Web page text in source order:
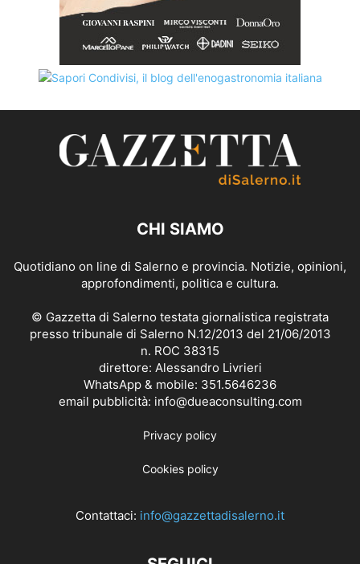
CHI SIAMO
Quotidiano on line di Salerno e provincia. Notizie, opinioni,
approfondimenti, politica e cultura.
© Gazzetta di Salerno testata giornalistica registrata
presso tribunale di Salerno N.12/2013 del 21/06/2013
n. ROC 38315
direttore: Alessandro Livrieri
WhatsApp & mobile: 351.5646236
email pubblicità: info@dueaconsulting.com
Privacy policy
Cookies policy
Contattaci: info@gazzettadisalerno.it